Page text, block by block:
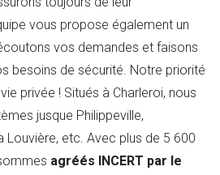
vous propose également un
vos demandes et faisons
besoins de sécurité. Notre priorité
privée ! Situés à Charleroi, nous
jusque Philippeville,
Louvière, etc. Avec plus de 5 600
agréés INCERT par le